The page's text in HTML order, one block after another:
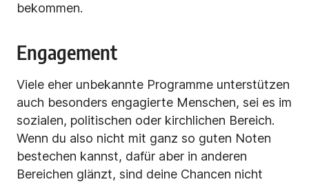
bekommen.
Engagement
Viele eher unbekannte Programme unterstützen
auch besonders engagierte Menschen, sei es im
sozialen, politischen oder kirchlichen Bereich.
Wenn du also nicht mit ganz so guten Noten
bestechen kannst, dafür aber in anderen
Bereichen glänzt, sind deine Chancen nicht